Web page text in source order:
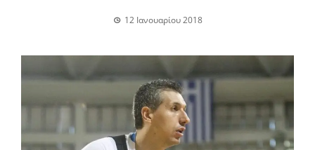
12 Ιανουαρίου 2018